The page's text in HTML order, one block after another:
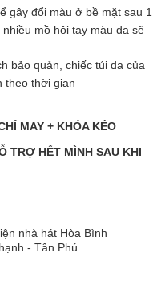
gây đổi màu ở bề mặt sau 1
mồ hôi tay màu da sẽ
bảo quản, chiếc túi da của
theo thời gian
MAY + KHÓA KÉO
TRỢ HẾT MÌNH SAU KHI
nhà hát Hòa Bình
- Tân Phú